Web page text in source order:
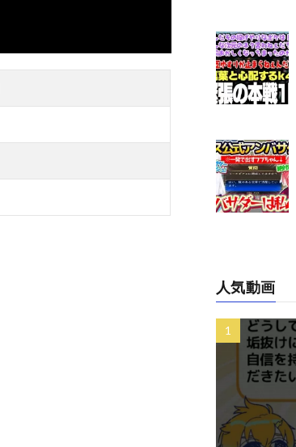
人気動画